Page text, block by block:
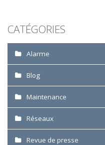
CATÉGORIES
Alarme
Blog
Maintenance
Réseaux
Revue de presse